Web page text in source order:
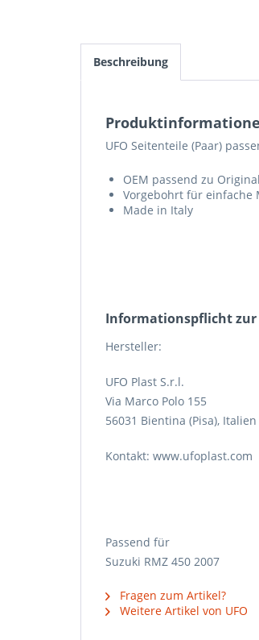
Beschreibung
UFO Seitenteile (Paar)
OEM passend zu
Vorgebohrt für einfache
Made in Italy
Informations­pflicht zur
Hersteller:
UFO Plast S.r.l.
Via Marco Polo 155
56031 Bientina (Pisa), Italien
Kontakt: www.ufoplast.com
Passend für
Suzuki RMZ 450 2007
Fragen zum Artikel?
Weitere Artikel von UFO